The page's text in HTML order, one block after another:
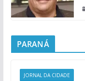
PARANÁ
JORNAL DA CIDADE